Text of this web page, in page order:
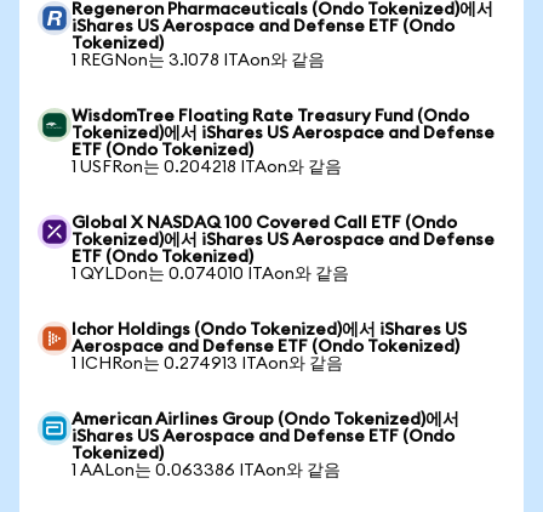
Regeneron Pharmaceuticals (Ondo Tokenized)에서
iShares US Aerospace and Defense ETF (Ondo
Tokenized)
1 REGNon는 3.1078 ITAon와 같음
WisdomTree Floating Rate Treasury Fund (Ondo
Tokenized)에서 iShares US Aerospace and Defense
ETF (Ondo Tokenized)
1 USFRon는 0.204218 ITAon와 같음
Global X NASDAQ 100 Covered Call ETF (Ondo
Tokenized)에서 iShares US Aerospace and Defense
ETF (Ondo Tokenized)
1 QYLDon는 0.074010 ITAon와 같음
Ichor Holdings (Ondo Tokenized)에서 iShares US
Aerospace and Defense ETF (Ondo Tokenized)
1 ICHRon는 0.274913 ITAon와 같음
American Airlines Group (Ondo Tokenized)에서
iShares US Aerospace and Defense ETF (Ondo
Tokenized)
1 AALon는 0.063386 ITAon와 같음